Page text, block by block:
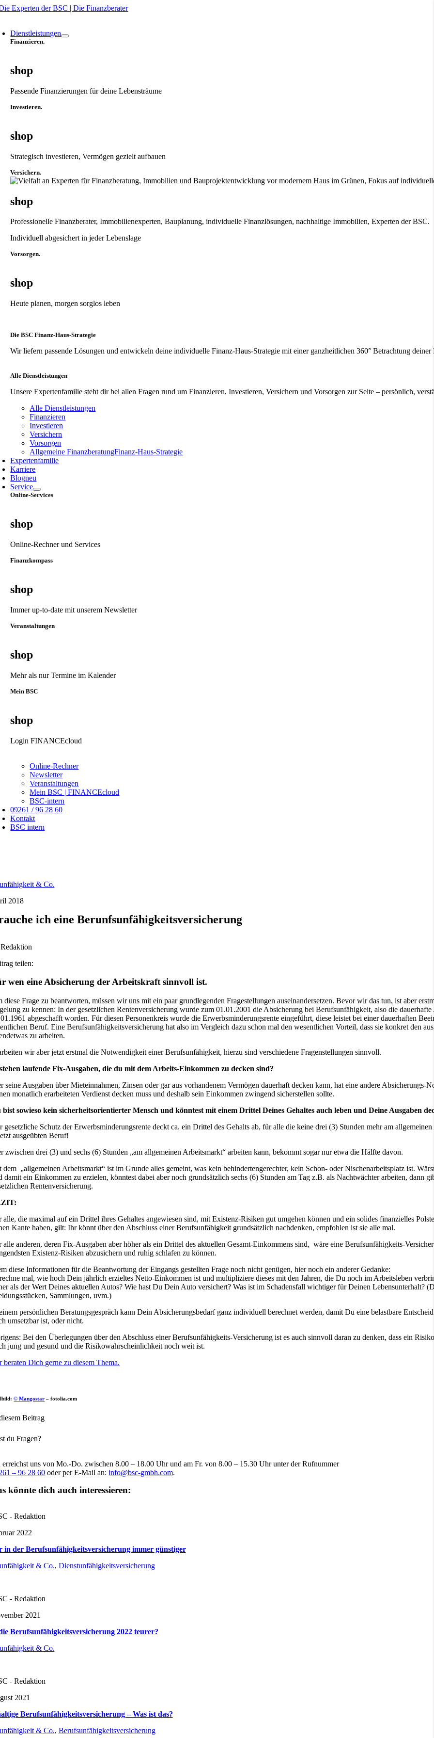
Zum
Dienstleistungen
Finanzieren.
shop
Passende Finanzierungen für deine Lebensträume
Investieren.
shop
Strategisch investieren, Vermögen gezielt aufbauen
Versichern.
shop
Professionelle Finanzberater, Immobilienexperten, Bauplanung, individuelle Finanzlösungen, nachhaltige Immobilien, Experten der BSC.
Individuell abgesichert in jeder Lebenslage
Vorsorgen.
shop
Heute planen, morgen sorglos leben
Die BSC Finanz-Haus-Strategie
Wir liefern passende Lösungen und entwickeln deine individuelle Finanz-Haus-Strategie mit einer ganzheitlichen 360° Betrachtung deiner
Alle Dienstleistungen
Unsere Expertenfamilie steht dir bei allen Fragen rund um Finanzieren, Investieren, Versichern und Vorsorgen zur Seite – persönlich,
Alle Dienstleistungen
Finanzieren
Investieren
Versichern
Vorsorgen
Allgemeine FinanzberatungFinanz‑Haus‑Strategie
Expertenfamilie
Karriere
Blogneu
Service
Online-Services
shop
Online-Rechner und Services
Finanzkompass
shop
Immer up-to-date mit unserem Newsletter
Veranstaltungen
shop
Mehr als nur Termine im Kalender
Mein BSC
shop
Login FINANCEcloud
Online-Rechner
Newsletter
Veranstaltungen
Mein BSC | FINANCEcloud
BSC-intern
09261 / 96 28 60
Kontakt
BSC intern
& Co.
2018
ich eine Berunfsunfähigkeitsversicherung
teilen:
wen eine Absicherung der Arbeitskraft sinnvoll ist.
diese Frage zu beantworten, müssen wir uns mit ein paar grundlegenden Fragestellungen auseinandersetzen. Bevor wir das tun, ist aber
zu kennen: In der gesetzlichen Rentenversicherung wurde zum 01.01.2001 die Absicherung bei Berufsunfähigkeit, also die dauerhafte
abgeschafft worden. Für diesen Personenkreis wurde die Erwerbsminderungsrente eingeführt, diese leistet bei einer dauerhaften
Beruf. Eine Berufsunfähigkeitsversicherung hat also im Vergleich dazu schon mal den wesentlichen Vorteil, dass sie konkret den
zu arbeiten.
wir aber jetzt erstmal die Notwendigkeit einer Berufsunfähigkeit, hierzu sind verschiedene Fragenstellungen sinnvoll.
laufende Fix-Ausgaben, die du mit dem Arbeits-Einkommen zu decken sind?
seine Ausgaben über Mieteinnahmen, Zinsen oder gar aus vorhandenem Vermögen dauerhaft decken kann, hat eine andere Absicherungs-
monatlich erarbeiteten Verdienst decken muss und deshalb sein Einkommen zwingend sicherstellen sollte.
bist sowieso kein sicherheitsorientierter Mensch und könntest mit einem Drittel Deines Gehaltes auch leben und Deine Ausgaben
gesetzliche Schutz der Erwerbsminderungsrente deckt ca. ein Drittel des Gehalts ab, für alle die keine drei (3) Stunden mehr am
ausgeübten Beruf!
zwischen drei (3) und sechs (6) Stunden „am allgemeinen Arbeitsmarkt“ arbeiten kann, bekommt sogar nur etwa die Hälfte davon.
dem „allgemeinen Arbeitsmarkt“ ist im Grunde alles gemeint, was kein behindertengerechter, kein Schon- oder Nischenarbeitsplatz ist.
damit ein Einkommen zu erzielen, könntest dabei aber noch grundsätzlich sechs (6) Stunden am Tag z.B. als Nachtwächter arbeiten, dann
Rentenversicherung.
alle, die maximal auf ein Drittel ihres Gehaltes angewiesen sind, mit Existenz-Risiken gut umgehen können und ein solides finanzielles
Kante haben, gilt: Ihr könnt über den Abschluss einer Berufsunfähigkeit grundsätzlich nachdenken, empfohlen ist sie alle mal.
alle anderen, deren Fix-Ausgaben aber höher als ein Drittel des aktuellen Gesamt-Einkommens sind, wäre eine Berufsunfähigkeits-
Existenz-Risiken abzusichern und ruhig schlafen zu können.
diese Informationen für die Beantwortung der Eingangs gestellten Frage noch nicht genügen, hier noch ein anderer Gedanke:
mal, wie hoch Dein jährlich erzieltes Netto-Einkommen ist und multipliziere dieses mit den Jahren, die Du noch im Arbeitsleben
als der Wert Deines aktuellen Autos? Wie hast Du Dein Auto versichert? Was ist im Schadensfall wichtiger für Deinen Lebensunterhalt?
Sammlungen, uvm.)
persönlichen Beratungsgespräch kann Dein Absicherungsbedarf ganz individuell berechnet werden, damit Du eine belastbare
umsetzbar ist, oder nicht.
Bei den Überlegungen über den Abschluss einer Berufsunfähigkeits-Versicherung ist es auch sinnvoll daran zu denken, dass ein
jung und gesund und die Risikowahrscheinlichkeit noch weit ist.
beraten Dich gerne zu diesem Thema.
© Mangostar – fotolia.com
Beitrag
du Fragen?
erreichst uns von Mo.-Do. zwischen 8.00 – 18.00 Uhr und am Fr. von 8.00 – 15.30 Uhr unter der Rufnummer
– 96 28 60 oder per E-Mail an:info@bsc-gmbh.com.
könnte dich auch interessieren:
- Redaktion
2022
in der Berufsunfähigkeitsversicherung immer günstiger
& Co., Dienstunfähigkeitsversicherung
- Redaktion
2021
Berufsunfähigkeitsversicherung 2022 teurer?
& Co.
- Redaktion
2021
Berufsunfähigkeitsversicherung – Was ist das?
& Co., Berufsunfähigkeitsversicherung